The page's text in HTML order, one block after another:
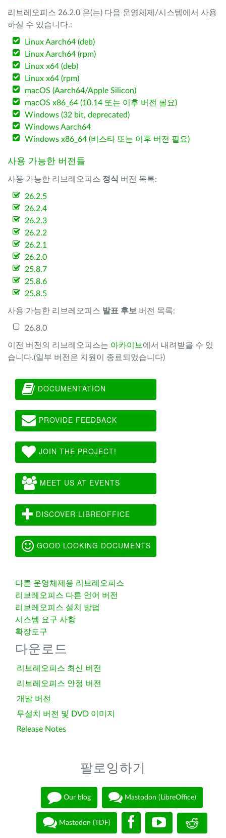
리브레오피스 26.2.0 은(는) 다음 운영체제/시스템에서 사용
하실 수 있습니다.:
Linux Aarch64 (deb)
Linux Aarch64 (rpm)
Linux x64 (deb)
Linux x64 (rpm)
macOS (Aarch64/Apple Silicon)
macOS x86_64 (10.14 또는 이후 버전 필요)
Windows (32 bit, deprecated)
Windows Aarch64
Windows x86_64 (비스타 또는 이후 버전 필요)
사용 가능한 버전들
사용 가능한 리브레오피스 정식 버전 목록:
26.2.5
26.2.4
26.2.3
26.2.2
26.2.1
26.2.0
25.8.7
25.8.6
25.8.5
사용 가능한 리브레오피스 발표 후보 버전 목록:
26.8.0
이전 버전의 리브레오피스는 아카이브 에서 내려받을 수 있
습니다.(일부 버전은 지원이 종료되었습니다)
DOCUMENTATION
PROVIDE FEEDBACK
JOIN THE PROJECT!
MEET US AT EVENTS
DISCOVER LIBREOFFICE
GOOD LOOKING DOCUMENTS
다른 운영체제용 리브레오피스
리브레오피스 다른 언어 버전
리브레오피스 설치 방법
시스템 요구 사항
확장도구
다운로드
리브레오피스 최신 버전
리브레오피스 안정 버전
개발 버전
무설치 버전 및 DVD 이미지
Release Notes
팔로잉하기
Our blog Mastodon (LibreOffice)
Mastodon (TDF)